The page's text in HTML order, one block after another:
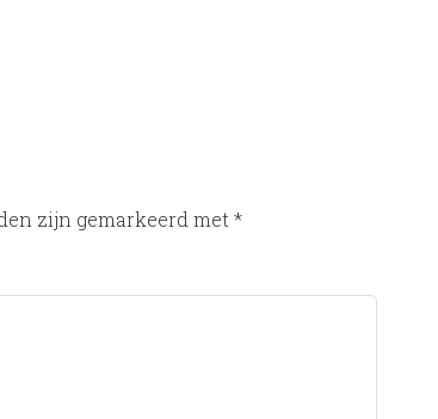
zijn gemarkeerd met *